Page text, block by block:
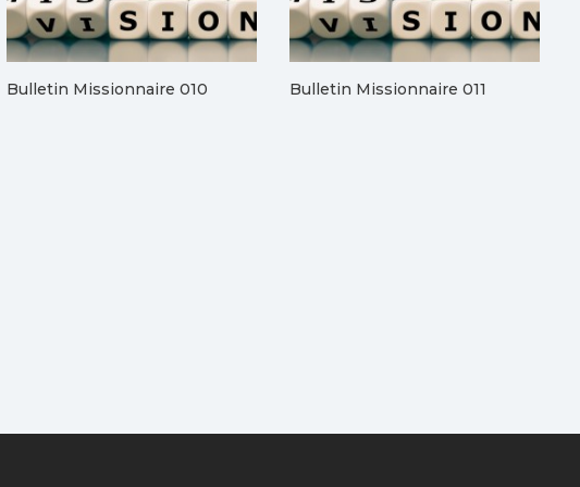
Bulletin Missionnaire 010 Bulletin Missionnaire 011